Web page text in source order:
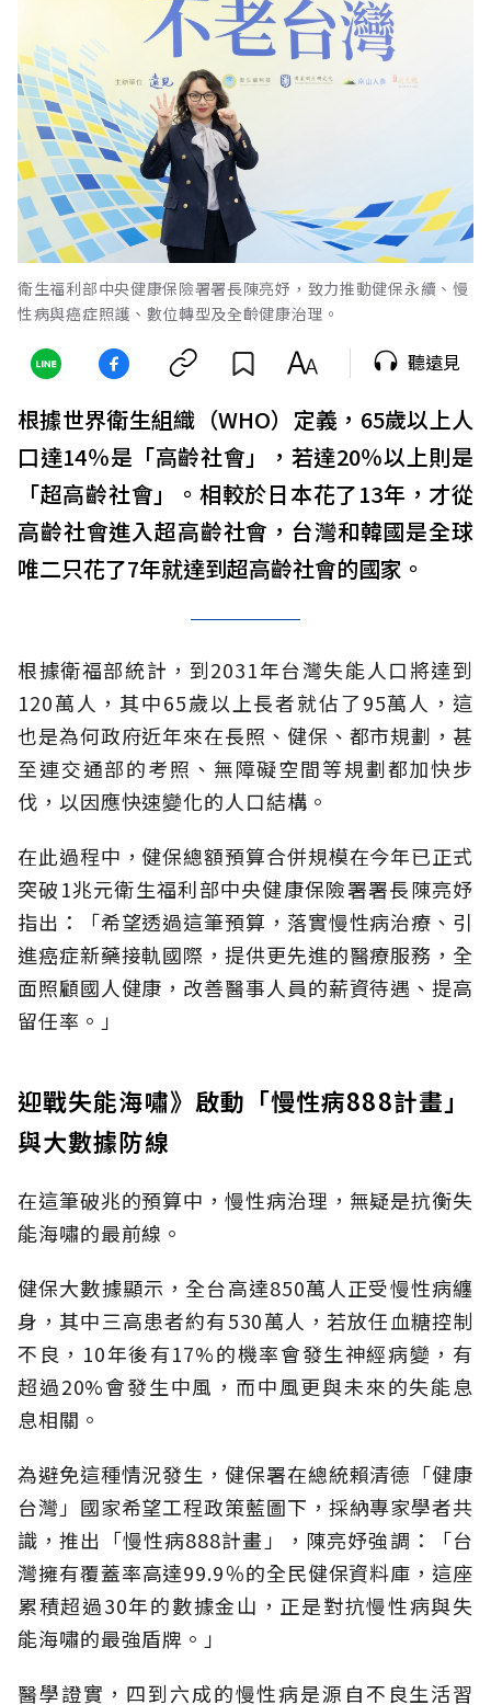
衛生福利部中央健康保險署署長陳亮妤，致力推動健保永續、慢
性病與癌症照護、數位轉型及全齡健康治理。
聽遠見
根據世界衛生組織（WHO）定義，65歲以上人
口達14％是「高齡社會」，若達20％以上則是
「超高齡社會」。相較於日本花了13年，才從
高齡社會進入超高齡社會，台灣和韓國是全球
唯二只花了7年就達到超高齡社會的國家。
根據衛福部統計，到2031年台灣失能人口將達到
120萬人，其中65歲以上長者就佔了95萬人，這
也是為何政府近年來在長照、健保、都市規劃，甚
至連交通部的考照、無障礙空間等規劃都加快步
伐，以因應快速變化的人口結構。
在此過程中，健保總額預算合併規模在今年已正式
突破1兆元衛生福利部中央健康保險署署長陳亮妤
指出：「希望透過這筆預算，落實慢性病治療、引
進癌症新藥接軌國際，提供更先進的醫療服務，全
面照顧國人健康，改善醫事人員的薪資待遇、提高
留任率。」
迎戰失能海嘯》啟動「慢性病888計畫」
與大數據防線
在這筆破兆的預算中，慢性病治理，無疑是抗衡失
能海嘯的最前線。
健保大數據顯示，全台高達850萬人正受慢性病纏
身，其中三高患者約有530萬人，若放任血糖控制
不良，10年後有17%的機率會發生神經病變，有
超過20%會發生中風，而中風更與未來的失能息
息相關。
為避免這種情況發生，健保署在總統賴清德「健康
台灣」國家希望工程政策藍圖下，採納專家學者共
識，推出「慢性病888計畫」，陳亮妤強調：「台
灣擁有覆蓋率高達99.9％的全民健保資料庫，這座
累積超過30年的數據金山，正是對抗慢性病與失
能海嘯的最強盾牌。」
醫學證實，四到六成的慢性病是源自不良生活習